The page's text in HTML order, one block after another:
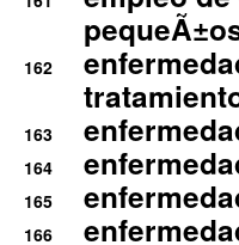
162
163
164
165
166